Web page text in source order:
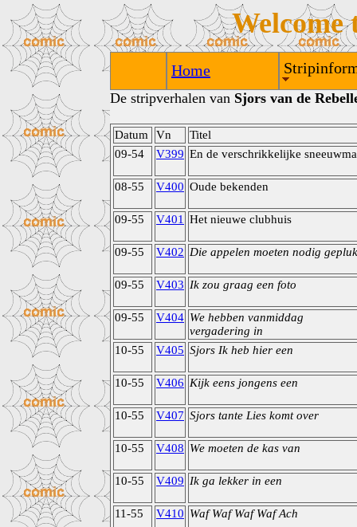
Welcome
Home
De stripverhalen van Sjors van de
Datum Vn
Titel
09-54
V399 En de verschrikkelijke
08-55 V400 Oude bekenden
09-55 V401 Het nieuwe clubhuis
09-55 V402 Die appelen moeten nodig
09-55 V403 Ik zou graag een foto
09-55 V404 We hebben vanmiddag
vergadering in
10-55
V405 Sjors Ik heb hier een
10-55 V406 Kijk eens jongens een
10-55 V407 Sjors tante Lies komt over
10-55 V408 We moeten de kas van
10-55 V409 Ik ga lekker in een
11-55 V410 Waf Waf Waf Waf Ach